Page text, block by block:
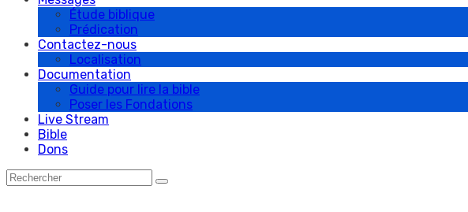
Étude biblique
Prédication
Contactez-nous
Localisation
Documentation
Guide pour lire la bible
Poser les Fondations
Live Stream
Bible
Dons